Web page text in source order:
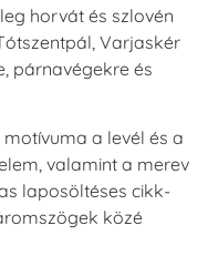
horvát és szlovén
Varjaskér
párnavégekre és
a levél és a
valamint a merev
laposöltéses cikk-
közé